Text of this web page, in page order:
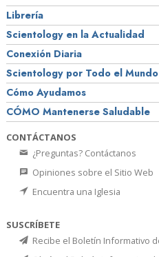
Librería
Scientology en la Actualidad
Conexión Diaria
Scientology por Todo el Mundo
Cómo Ayudamos
CÓMO Mantenerse Saludable
CONTÁCTANOS
¿Preguntas? Contáctanos
Opiniones sobre el Sitio Web
Encuentra una Iglesia
SUSCRÍBETE
Recibe el Boletín Informativo